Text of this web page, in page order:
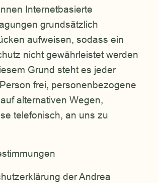
Internetbasierte
grundsätzlich
aufweisen, sodass ein
nicht gewährleistet werden
Grund steht es jeder
frei, personenbezogene
alternativen Wegen,
telefonisch, an uns zu
der Andrea